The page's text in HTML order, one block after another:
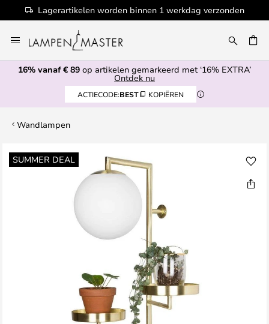
Lagerartikelen worden binnen 1 werkdag verzonden
naar
de
inhoud
16% vanaf € 89 op artikelen gemarkeerd met ‘16% EXTRA’
Ontdek nu
ACTIECODE:BEST KOPIËREN
Wandlampen
SUMMER DEAL
Ga
naar